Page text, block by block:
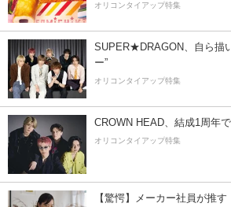
オリコンタイアップ特集
SUPER★DRAGON、自ら描
ー”
オリコンタイアップ特集
CROWN HEAD、結成1周年
オリコンタイアップ特集
【驚愕】メーカー社員が推